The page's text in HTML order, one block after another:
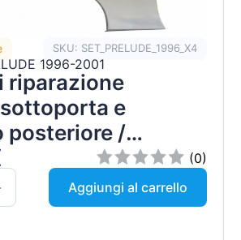
SKU: SET_PRELUDE_1996_X4
1996-2001
riparazione
e
posteriore /
/ Set
(0)
Aggiungi al carrello